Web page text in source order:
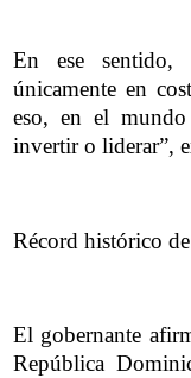
En ese
únicamente en
eso, en el
invertir o liderar”,
Récord histórico
El gobernante
República